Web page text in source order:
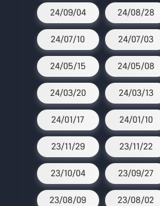
24/09/04 24/08/28
24/07/10 24/07/03
24/05/15 24/05/08
24/03/20 24/03/13
24/01/17 24/01/10
23/11/29 23/11/22
23/10/04 23/09/27
23/08/09 23/08/02